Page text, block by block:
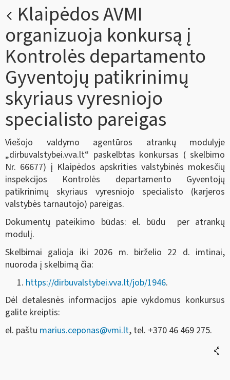
Klaipėdos AVMI
organizuoja konkursą į
Kontrolės departamento
Gyventojų patikrinimų
skyriaus vyresniojo
specialisto pareigas
Viešojo valdymo agentūros atrankų modulyje
„dirbuvalstybei.vva.lt“ paskelbtas konkursas ( skelbimo
Nr. 66677) į Klaipėdos apskrities valstybinės mokesčių
inspekcijos Kontrolės departamento Gyventojų
patikrinimų skyriaus vyresniojo specialisto (karjeros
valstybės tarnautojo) pareigas.
Dokumentų pateikimo būdas: el. būdu per atrankų
modulį.
Skelbimai galioja iki 2026 m. birželio 22 d. imtinai,
nuoroda į skelbimą čia:
https://dirbuvalstybei.vva.lt/job/1946.
Dėl detalesnės informacijos apie vykdomus konkursus
galite kreiptis:
el. paštu marius.ceponas@vmi.lt, tel. +370 46 469 275.